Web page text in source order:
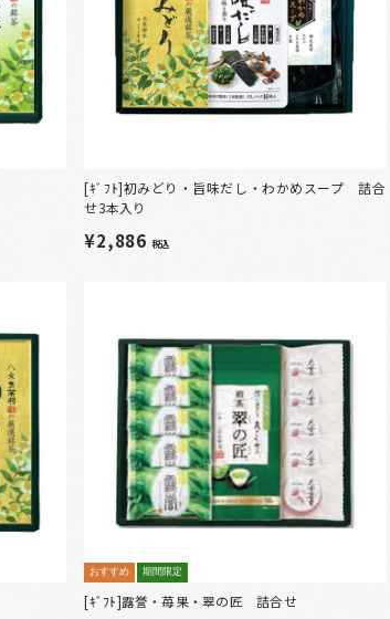
[ｷﾞﾌﾄ]初みどり・旨味だし・わかめスープ 詰合
せ3本入り
¥2,886 税込
おすすめ 期間限定
[ｷﾞﾌﾄ]露誉・苺果・翠の匠 詰合せ